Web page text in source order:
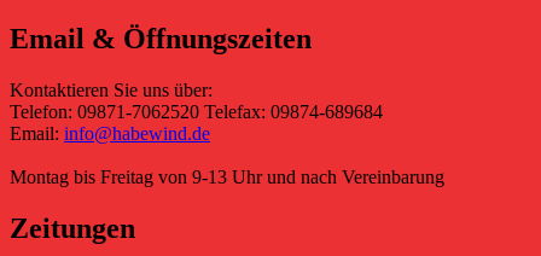
Email & Öffnungszeiten
Kontaktieren Sie uns über:
Telefon: 09871-7062520 Telefax: 09874-689684
Email: info@habewind.de
Montag bis Freitag von 9-13 Uhr und nach Vereinbarung
Zeitungen